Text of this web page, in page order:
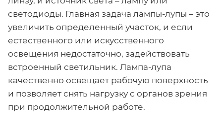
светодиоды. Главная задача лампы-лупы – это
увеличить определенный участок, и если
естественного или искусственного
освещения недостаточно, задействовать
встроенный светильник. Лампа-лупа
качественно освещает рабочую поверхность
и позволяет снять нагрузку с органов зрения
при продолжительной работе.